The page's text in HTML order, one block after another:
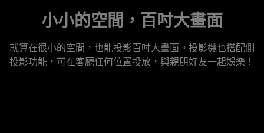
小小的空間，百吋大畫面
就算在很小的空間，也能投影百吋大畫面。投影機也搭配側
投影功能，可在客廳任何位置投放，與親朋好友一起娛樂！